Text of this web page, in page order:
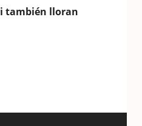
también lloran